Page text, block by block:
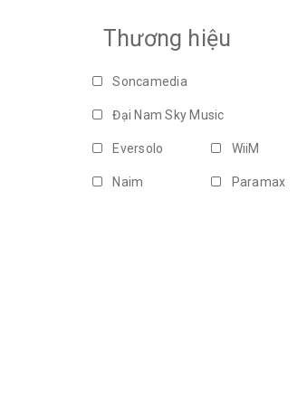
Loa Karaoke Di Động
Thương hiệu
Soncamedia
Đại Nam Sky Music
Eversolo WiiM
Naim Paramax